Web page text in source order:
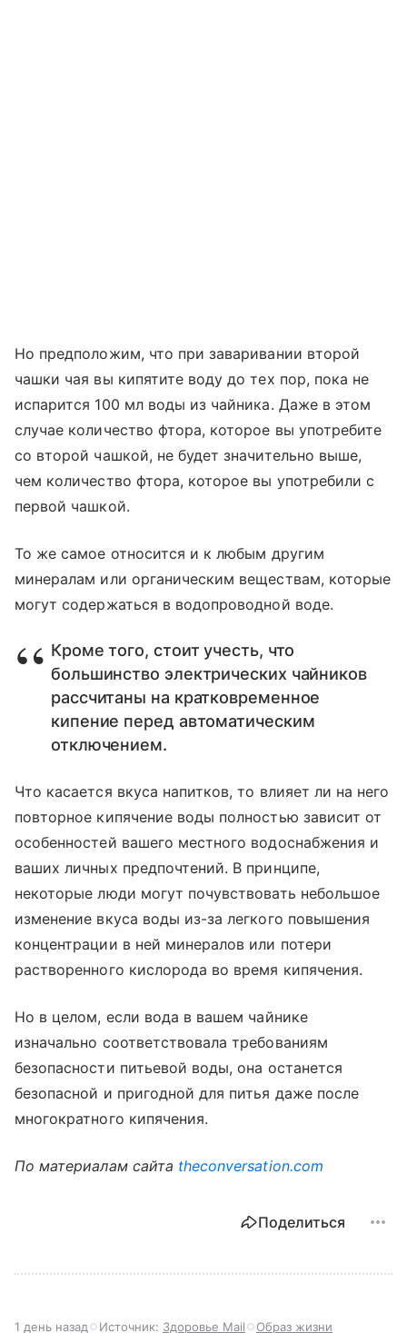
Но предположим, что при заваривании второй
чашки чая вы кипятите воду до тех пор, пока не
испарится 100 мл воды из чайника. Даже в этом
случае количество фтора, которое вы употребите
со второй чашкой, не будет значительно выше,
чем количество фтора, которое вы употребили с
первой чашкой.
То же самое относится и к любым другим
минералам или органическим веществам, которые
могут содержаться в водопроводной воде.
Кроме того, стоит учесть, что
большинство электрических чайников
рассчитаны на кратковременное
кипение перед автоматическим
отключением.
Что касается вкуса напитков, то влияет ли на него
повторное кипячение воды полностью зависит от
особенностей вашего местного водоснабжения и
ваших личных предпочтений. В принципе,
некоторые люди могут почувствовать небольшое
изменение вкуса воды из-за легкого повышения
концентрации в ней минералов или потери
растворенного кислорода во время кипячения.
Но в целом, если вода в вашем чайнике
изначально соответствовала требованиям
безопасности питьевой воды, она останется
безопасной и пригодной для питья даже после
многократного кипячения.
По материалам сайта theconversation.com
Поделиться
1 день назад Источник: Здоровье Mail Образ жизни